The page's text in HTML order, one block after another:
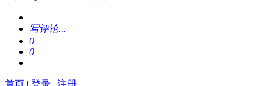
写评论...
0
0
首页 | 登录 | 注册